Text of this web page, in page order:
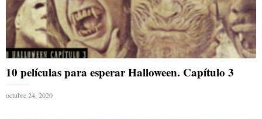
10 películas para esperar Halloween. Capítulo 3
octubre 24, 2020